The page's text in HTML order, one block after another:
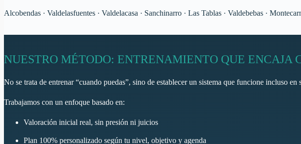
Alcobendas · Valdelasfuentes · Valdelacasa · Sanchinarro · Las Tablas · Valdebebas ·
NUESTRO MÉTODO: ENTRENAMIENTO QUE ENCAJA
No se trata de entrenar “cuando puedas”, sino de establecer un sistema que funcione incluso en
Trabajamos con un enfoque basado en:
Valoración inicial real, sin presión ni juicios
Plan 100% personalizado según tu nivel, objetivo y agenda